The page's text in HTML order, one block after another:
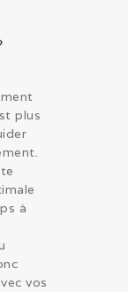
plus
à
vos